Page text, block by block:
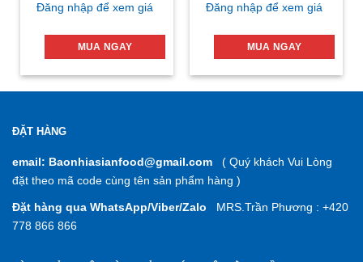
Đăng nhập để xem giá
MUA NGAY
Đăng nhập để xem giá
MUA NGAY
ĐẶT HÀNG
email: Baonhiasianfood@gmail.com ( Quý khách Vui Lòng
đặt theo mã code cùng tên sản phẩm hàng )
Đặt hàng qua WhatsApp/Viber/Zalo MRS.Trần Phương : +420
778 866 866